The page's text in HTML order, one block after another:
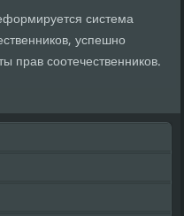
система
успешно
прав соотечественников.